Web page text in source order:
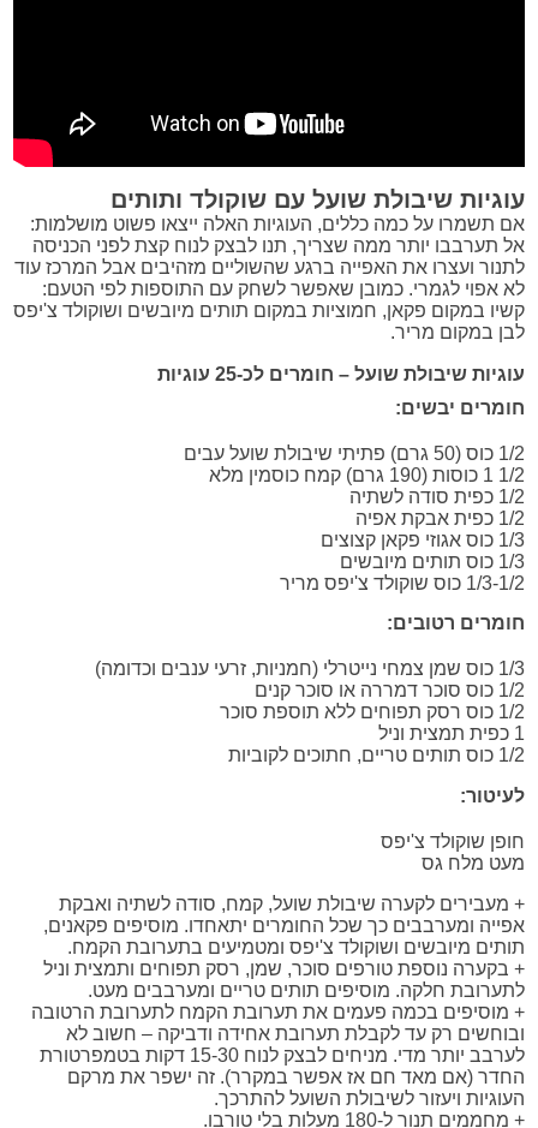
עוגיות שיבולת שועל עם שוקולד ותותים
אם תשמרו על כמה כללים, העוגיות האלה ייצאו פשוט מושלמות:
אל תערבבו יותר ממה שצריך, תנו לבצק לנוח קצת לפני הכניסה
לתנור ועצרו את האפייה ברגע שהשוליים מזהיבים אבל המרכז עוד
לא אפוי לגמרי. כמובן שאפשר לשחק עם התוספות לפי הטעם:
קשיו במקום פקאן, חמוציות במקום תותים מיובשים ושוקולד צ'יפס
לבן במקום מריר.
עוגיות שיבולת שועל – חומרים לכ-25 עוגיות
חומרים יבשים:
1/2 כוס (50 גרם) פתיתי שיבולת שועל עבים
1/2 1 כוסות (190 גרם) קמח כוסמין מלא
1/2 כפית סודה לשתיה
1/2 כפית אבקת אפיה
1/3 כוס אגוזי פקאן קצוצים
1/3 כוס תותים מיובשים
1/3-1/2 כוס שוקולד צ'יפס מריר
חומרים רטובים:
1/3 כוס שמן צמחי נייטרלי (חמניות, זרעי ענבים וכדומה)
1/2 כוס סוכר דמררה או סוכר קנים
1/2 כוס רסק תפוחים ללא תוספת סוכר
1 כפית תמצית וניל
1/2 כוס תותים טריים, חתוכים לקוביות
לעיטור:
חופן שוקולד צ'יפס
מעט מלח גס
+ מעבירים לקערה שיבולת שועל, קמח, סודה לשתיה ואבקת
אפייה ומערבבים כך שכל החומרים יתאחדו. מוסיפים פקאנים,
תותים מיובשים ושוקולד צ'יפס ומטמיעים בתערובת הקמח.
+ בקערה נוספת טורפים סוכר, שמן, רסק תפוחים ותמצית וניל
לתערובת חלקה. מוסיפים תותים טריים ומערבבים מעט.
+ מוסיפים בכמה פעמים את תערובת הקמח לתערובת הרטובה
ובוחשים רק עד לקבלת תערובת אחידה ודביקה – חשוב לא
לערבב יותר מדי. מניחים לבצק לנוח 15-30 דקות בטמפרטורת
החדר (אם מאד חם אז אפשר במקרר). זה ישפר את מרקם
העוגיות ויעזור לשיבולת השועל להתרכך.
+ מחממים תנור ל-180 מעלות בלי טורבו.